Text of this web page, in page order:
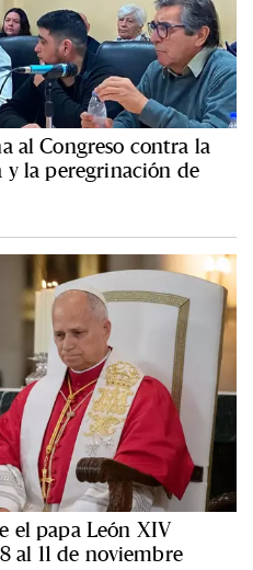
al Congreso contra la
y la peregrinación de
el papa León XIV
al 11 de noviembre